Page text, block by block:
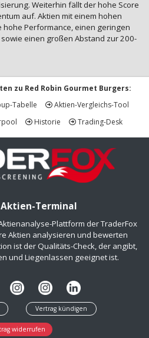
Weiterhin fällt der hohe Score
auf. Aktien mit einem hohen
hohe Performance, einen geringen
einen großen Abstand zur 200-
zu Red Robin Gourmet Burgers:
Tabelle
Aktien-Vergleichs-Tool
Historie Trading-Desk
Aktien-Terminal
Plattform der TraderFox
Aktien analysieren und bewerten
ist der Qualitäts-Check, der angibt,
und Liegenlassen geeignet ist.
Vertrag kündigen
widerrufen